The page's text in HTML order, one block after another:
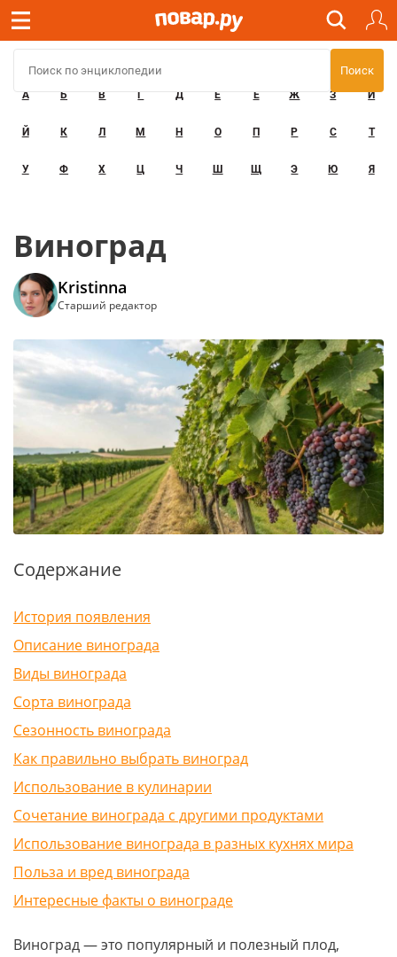
А Б В Г Д Е Ё Ж З И
Й К Л М Н О П Р С Т
У Ф Х Ц Ч Ш Щ Э Ю Я
Виноград
Kristinna
Старший редактор
Содержание
История появления
Описание винограда
Виды винограда
Сорта винограда
Сезонность винограда
Как правильно выбрать виноград
Использование в кулинарии
Сочетание винограда с другими продуктами
Использование винограда в разных кухнях мира
Польза и вред винограда
Интересные факты о винограде
Виноград — это популярный и полезный плод,